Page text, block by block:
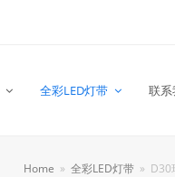
全彩LED灯带 联系
Home » 全彩LED灯带 » D30